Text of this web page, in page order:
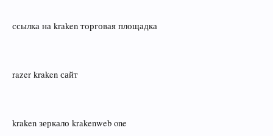
ссылка на kraken торговая площадка
razer kraken сайт
kraken зеркало krakenweb one